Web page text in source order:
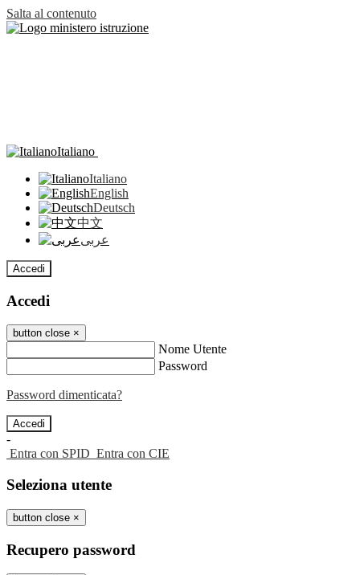
Salta al contenuto
Italiano
Italiano
English
Deutsch
中文
عربى
Accedi
Accedi
button close ×
Nome Utente
Password
Password dimenticata?
-
Entra con SPID Entra con CIE
Seleziona utente
button close ×
Recupero password